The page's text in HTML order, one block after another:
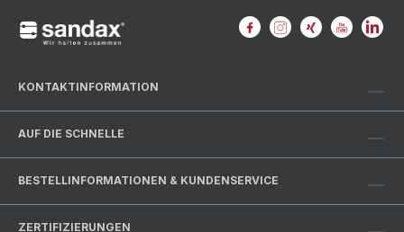
KONTAKTINFORMATION
AUF DIE SCHNELLE
BESTELLINFORMATIONEN & KUNDENSERVICE
ZERTIFIZIERUNGEN